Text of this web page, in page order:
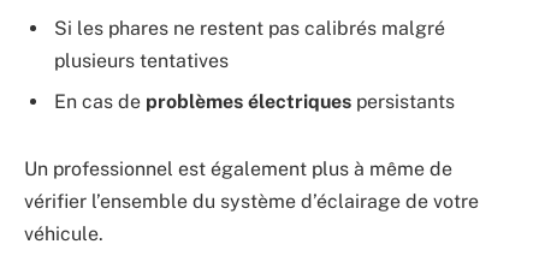
Si les phares ne restent pas calibrés malgré
plusieurs tentatives
En cas de problèmes électriques persistants
Un professionnel est également plus à même de
vérifier l’ensemble du système d’éclairage de votre
véhicule.